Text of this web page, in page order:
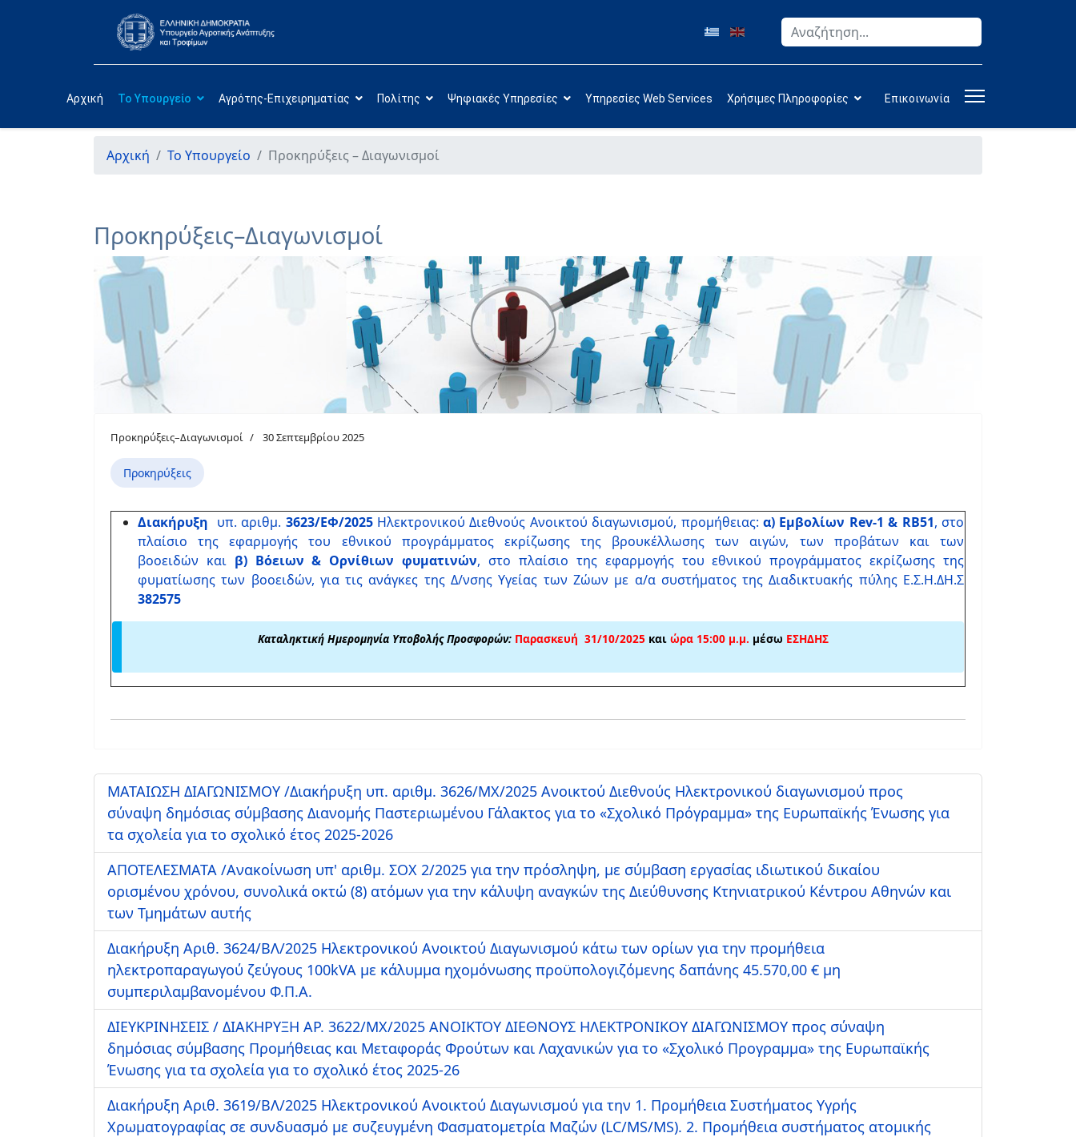
Αναζήτηση
Αρχική Το Υπουργείο Αγρότης-Επιχειρηματίας Πολίτης Ψηφιακές Υπηρεσίες Υπηρεσίες Web Services Χρήσιμες Πληροφορίες Επικοινωνία
Αρχική Το Υπουργείο Προκηρύξεις – Διαγωνισμοί
Προκηρύξεις–Διαγωνισμοί
Προκηρύξεις–Διαγωνισμοί 30 Σεπτεμβρίου 2025
Προκηρύξεις
Διακήρυξη υπ. αριθμ. 3623/ΕΦ/2025 Ηλεκτρονικού Διεθνούς Ανοικτού διαγωνισμού, προμήθειας:α) Εμβολίων Rev-1 & RB51, στο
πλαίσιο της εφαρμογής του εθνικού προγράμματος εκρίζωσης της βρουκέλλωσης των αιγών, των προβάτων και των
βοοειδών και β) Βόειων & Ορνίθιων φυματινών, στο πλαίσιο της εφαρμογής του εθνικού προγράμματος εκρίζωσης της
φυματίωσης των βοοειδών, για τις ανάγκες της Δ/νσης Υγείας των Ζώων με α/α συστήματος της Διαδικτυακής πύλης Ε.Σ.Η.ΔΗ.Σ
382575
Καταληκτική Ημερομηνία ΥποβολήςΠροσφορών: Παρασκευή 31/10/2025 καιώρα 15:00 μ.μ. μέσω ΕΣΗΔΗΣ
ΜΑΤΑΙΩΣΗ ΔΙΑΓΩΝΙΣΜΟΥ /Διακήρυξη υπ. αριθμ. 3626/ΜΧ/2025 Ανοικτού Διεθνούς Ηλεκτρονικού διαγωνισμού προς
σύναψη δημόσιας σύμβασης Διανομής Παστεριωμένου Γάλακτος για το «Σχολικό Πρόγραμμα» της Ευρωπαϊκής Ένωσης για
τα σχολεία για το σχολικό έτος 2025-2026
ΑΠΟΤΕΛΕΣΜΑΤΑ /Ανακοίνωση υπ' αριθμ. ΣΟΧ 2/2025 για την πρόσληψη, με σύμβαση εργασίας ιδιωτικού δικαίου
ορισμένου χρόνου, συνολικά οκτώ (8) ατόμων για την κάλυψη αναγκών της Διεύθυνσης Κτηνιατρικού Κέντρου Αθηνών και
των Τμημάτων αυτής
Διακήρυξη Αριθ. 3624/ΒΛ/2025 Ηλεκτρονικού Ανοικτού Διαγωνισμού κάτω των ορίων για την προμήθεια
ηλεκτροπαραγωγού ζεύγους 100kVA με κάλυμμα ηχομόνωσης προϋπολογιζόμενης δαπάνης 45.570,00 € μη
συμπεριλαμβανομένου Φ.Π.Α.
ΔΙΕΥΚΡΙΝΗΣΕΙΣ / ΔΙΑΚΗΡΥΞΗ ΑΡ. 3622/ΜΧ/2025 ΑΝΟΙΚΤΟΥ ΔΙΕΘΝΟΥΣ ΗΛΕΚΤΡΟΝΙΚΟΥ ΔΙΑΓΩΝΙΣΜΟΥ προς σύναψη
δημόσιας σύμβασης Προμήθειας και Μεταφοράς Φρούτων και Λαχανικών για το «Σχολικό Προγραμμα» της Ευρωπαϊκής
Ένωσης για τα σχολεία για το σχολικό έτος 2025-26
Διακήρυξη Αριθ. 3619/ΒΛ/2025 Ηλεκτρονικού Ανοικτού Διαγωνισμού για την 1. Προμήθεια Συστήματος Υγρής
Χρωματογραφίας σε συνδυασμό με συζευγμένη Φασματομετρία Μαζών (LC/MS/MS). 2. Προμήθεια συστήματος ατομικής